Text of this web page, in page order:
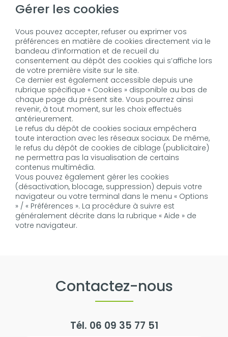
Gérer les cookies
Vous pouvez accepter, refuser ou exprimer vos
préférences en matière de cookies directement via le
bandeau d’information et de recueil du
consentement au dépôt des cookies qui s’affiche lors
de votre première visite sur le site.
Ce dernier est également accessible depuis une
rubrique spécifique « Cookies » disponible au bas de
chaque page du présent site. Vous pourrez ainsi
revenir, à tout moment, sur les choix effectués
antérieurement.
Le refus du dépôt de cookies sociaux empêchera
toute interaction avec les réseaux sociaux. De même,
le refus du dépôt de cookies de ciblage (publicitaire)
ne permettra pas la visualisation de certains
contenus multimédia.
Vous pouvez également gérer les cookies
(désactivation, blocage, suppression) depuis votre
navigateur ou votre terminal dans le menu « Options
» / « Préférences ». La procédure à suivre est
généralement décrite dans la rubrique « Aide » de
votre navigateur.
Contactez-nous
Tél. 06 09 35 77 51